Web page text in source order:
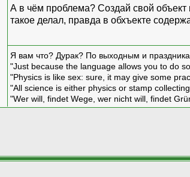
А в чём проблема? Создай свой объект
такое делал, правда в обхъекте
Я вам что? Дурак? По выходным и
"Just because the language allows you to do
"Physics is like sex: sure, it may give some
"All science is either physics or stamp
"Wer will, findet Wege, wer nicht will, findet